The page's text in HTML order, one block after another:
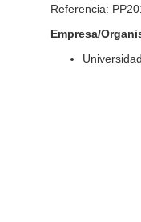
Referencia:
Empresa/